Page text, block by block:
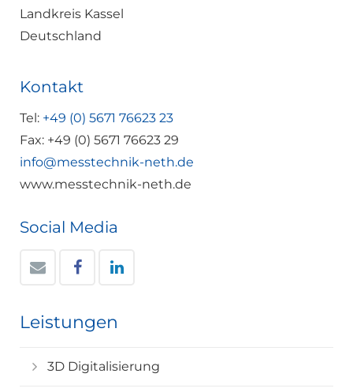
Landkreis Kassel
Deutschland
Kontakt
Tel: +49 (0) 5671 76623 23
Fax: +49 (0) 5671 76623 29
info@messtechnik-neth.de
www.messtechnik-neth.de
Social Media
Leistungen
3D Digitalisierung